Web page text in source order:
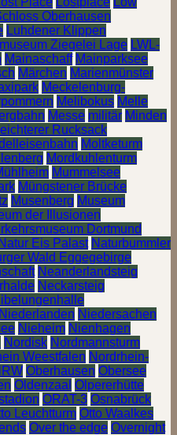
Oberhausen
Luhdener Klippen
Ziegelei Lage LWL-
Mainaschaff Mainparksee
Märchen Marienmünster
Meckelenburg-
Melibokus Melle
Messe militär Minden
Rucksack
Moltketurm
Mordkuhlenturm
Mummelsee
Müngstener Brücke
Musenberg Museum
der Illusionen
Dortmund
Natur Eis Palast Naturbummler
Wald Eggegebirge
Neanderlandsteig
Neckarsteig
Niederlanden Niedersachen
Nieheim Nienhagen
Nordisk Nordmannsturm
Weestfalen Nordrhein-
Oberhausen Obersee
Oldenzaal Olpererhütte
ORAT-3 Osnabrück
Leuchtturm Otto Waalkes
Over the edge Overnight